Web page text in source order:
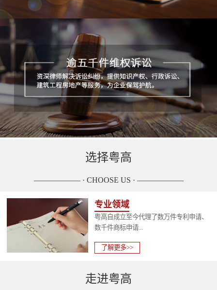
选择粤高
—————— · CHOOSE US · ——————
专业领域
粤高自成立至今代理了数万件专利申请、
数千件商标申请...
了解更多>>
走进粤高